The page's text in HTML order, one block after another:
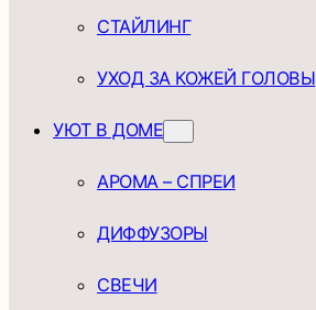
СТАЙЛИНГ
УХОД ЗА КОЖЕЙ ГОЛОВЫ
УЮТ В ДОМЕ
АРОМА – СПРЕИ
ДИФФУЗОРЫ
СВЕЧИ